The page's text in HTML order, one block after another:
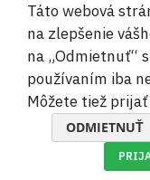
©
Táto webová
na zlepšenie
na „Odmietnuť“
používaním iba
Môžete tiež prijať
ODMIETNUŤ